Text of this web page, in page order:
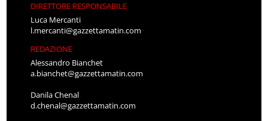
DIRETTORE RESPONSABILE
Luca Mercanti
l.mercanti@gazzettamatin.com
REDAZIONE
Alessandro Bianchet
a.bianchet@gazzettamatin.com
Danila Chenal
d.chenal@gazzettamatin.com